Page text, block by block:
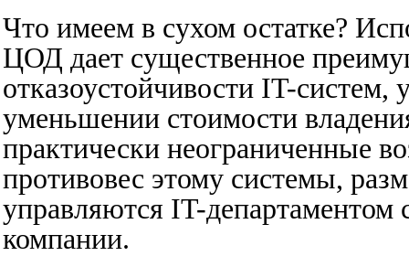
Что имеем в сухом остатке?
ЦОД дает существенное
отказоустойчивости IT-
уменьшении стоимости
практически неограниченные
противовес этому системы,
управляются IT-департаментом
компании.